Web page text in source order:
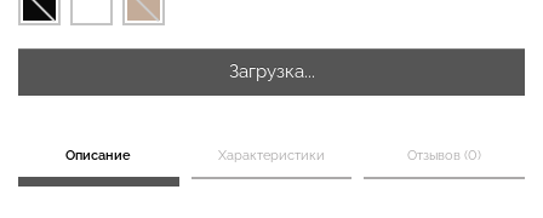
Загрузка...
Описание Характеристики Отзывов (0)